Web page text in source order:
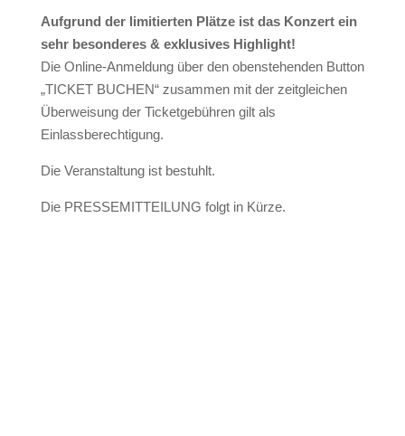
Aufgrund der limitierten Plätze ist das Konzert ein
sehr besonderes & exklusives Highlight!
Die Online-Anmeldung über den obenstehenden Button
„TICKET BUCHEN“ zusammen mit der zeitgleichen
Überweisung der Ticketgebühren gilt als
Einlassberechtigung.
Die Veranstaltung ist bestuhlt.
Die PRESSEMITTEILUNG folgt in Kürze.